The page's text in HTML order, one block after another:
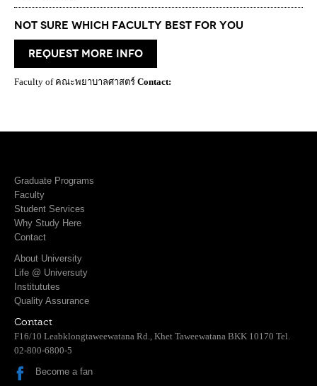
Not Sure which Faculty best for you
request more info
Faculty of คณะพยาบาลศาสตร์ Contact:
Graduate Programs
Faculty
Student Services
Why Study Here
Contact
About University
Life @ Universuty
Institututes
Quality Assurance
Contact
F16/10 Leabklongtaweewatana Rd., Khet Taweewatana BKK 10170 Tel.
02-800-6800-5
Become a fan